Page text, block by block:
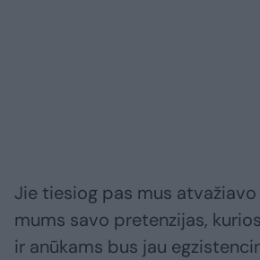
Jie tiesiog pas mus
mums savo pretenzijas,
ir anūkams bus jau